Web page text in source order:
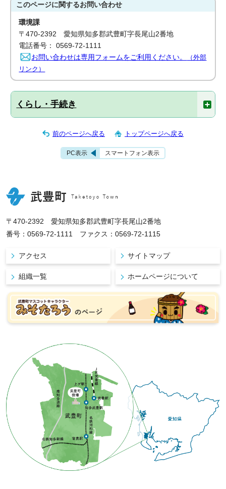
このページに関するお問い合わせ
環境課
〒470-2392 愛知県知多郡武豊町字長尾山2番地
電話番号： 0569-72-1111
お問い合わせは専用フォームをご利用ください。
（外部
リンク）
くらし・手続き
前のページへ戻る トップページへ戻る
PC表示 スマートフォン表示
〒470-2392 愛知県知多郡武豊町字長尾山2番地
番号：0569-72-1111 ファクス：0569-72-1115
アクセス サイトマップ
組織一覧 ホームページについて